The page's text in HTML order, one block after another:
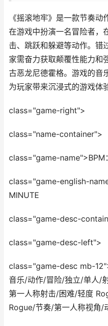
《摇滚地牢》是一款节奏
在游戏中扮演一名冒险者，
击、跳跃和躲避等动作。错
家需奋力获取颠覆性能力和
古恶龙尼德霍格。游戏的音
为玩家带来沉浸式的游戏体
class="game-right">
class="name-container">
class="game-name">BPM
class="game-english-
MINUTE
class="game-desc-
class="game-desc-left">
class="game-desc mb-
音乐/动作/冒险/独立/单人/
第一人称射击/困难/轻度
Rogue/节奏/第一人称视角/